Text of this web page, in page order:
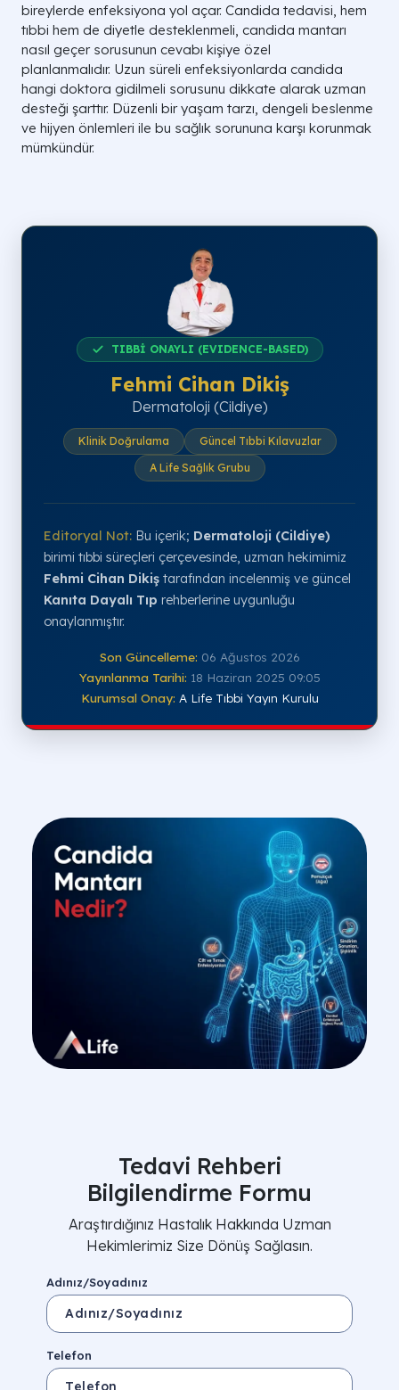
bireylerde enfeksiyona yol açar. Candida tedavisi, hem
tıbbi hem de diyetle desteklenmeli, candida mantarı
nasıl geçer sorusunun cevabı kişiye özel
planlanmalıdır. Uzun süreli enfeksiyonlarda candida
hangi doktora gidilmeli sorusunu dikkate alarak uzman
desteği şarttır. Düzenli bir yaşam tarzı, dengeli beslenme
ve hijyen önlemleri ile bu sağlık sorununa karşı korunmak
mümkündür.
TIBBİ ONAYLI (EVIDENCE-BASED)
Fehmi Cihan Dikiş
Dermatoloji (Cildiye)
Klinik Doğrulama
Güncel Tıbbi Kılavuzlar
A Life Sağlık Grubu
Editoryal Not: Bu içerik; Dermatoloji (Cildiye)
birimi tıbbi süreçleri çerçevesinde, uzman hekimimiz
Fehmi Cihan Dikiş tarafından incelenmiş ve güncel
Kanıta Dayalı Tıp rehberlerine uygunluğu
onaylanmıştır.
Son Güncelleme: 06 Ağustos 2026
Yayınlanma Tarihi: 18 Haziran 2025 09:05
Kurumsal Onay: A Life Tıbbi Yayın Kurulu
Tedavi Rehberi
Bilgilendirme Formu
Araştırdığınız Hastalık Hakkında Uzman
Hekimlerimiz Size Dönüş Sağlasın.
Adınız/Soyadınız
Telefon